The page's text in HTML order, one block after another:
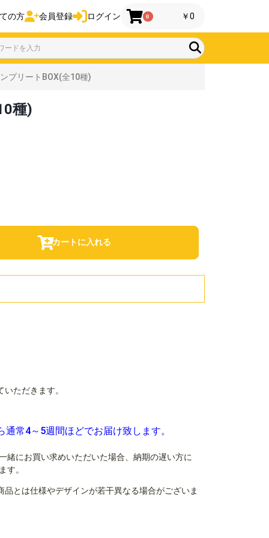
の方 会員登録 ログイン 0 ￥0
プリートBOX(全10種)
種)
カートに入れる
ただきます。
常4～5週間ほどでお届け致します。
緒にお買い求めいただいた場合、納期の遅い方に
す。
とは仕様やデザインが若干異なる場合がございま